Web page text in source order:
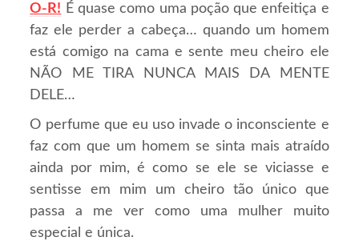
O-R! É quase como uma poção que enfeitiça e
faz ele perder a cabeça… quando um homem
está comigo na cama e sente meu cheiro ele
NÃO ME TIRA NUNCA MAIS DA MENTE
DELE…
O perfume que eu uso invade o inconsciente e
faz com que um homem se sinta mais atraído
ainda por mim, é como se ele se viciasse e
sentisse em mim um cheiro tão único que
passa a me ver como uma mulher muito
especial e única.